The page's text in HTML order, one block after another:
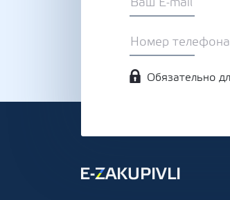
Обязательно